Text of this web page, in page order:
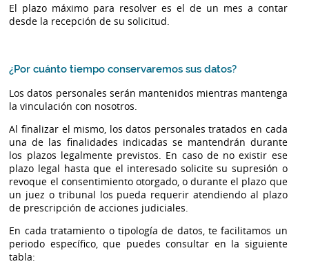
El plazo máximo para resolver es el de un mes a contar
desde la recepción de su solicitud.
¿Por cuánto tiempo conservaremos sus datos?
Los datos personales serán mantenidos mientras mantenga
la vinculación con nosotros.
Al finalizar el mismo, los datos personales tratados en cada
una de las finalidades indicadas se mantendrán durante
los plazos legalmente previstos. En caso de no existir ese
plazo legal hasta que el interesado solicite su supresión o
revoque el consentimiento otorgado, o durante el plazo que
un juez o tribunal los pueda requerir atendiendo al plazo
de prescripción de acciones judiciales.
En cada tratamiento o tipología de datos, te facilitamos un
periodo específico, que puedes consultar en la siguiente
tabla: